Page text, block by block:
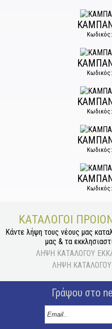
Κωδικός:
ΚΑΤΆΛΟΓΟΙ
Κάντε λήψη τους νέους μας
μας & τα
ΛΗΨΗ ΚΑΤΑΛΟΓΟΥ
ΛΗΨΗ
Γράψου στο